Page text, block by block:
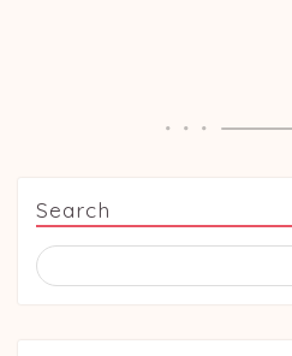
Search